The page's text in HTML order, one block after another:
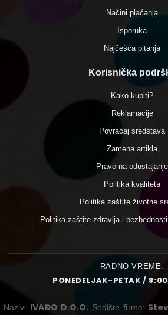
Načini plaćanja
Isporuka
Najčešća pitanja
Korisnička
Kako kupiti?
Reklamacije
Povraćaj sredstava
Zamena artikla
Pravo na odustajanje
Politika kvaliteta
Politika zaštite životne
Politika zaštite zdravlja i
RADNO VREME:
PONEDELJAK-PETAK /
Naziv: IVAĐO D.O.O. Sedište firme: